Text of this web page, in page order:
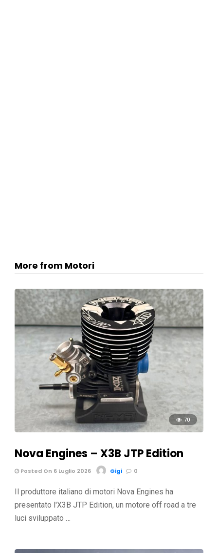
More from Motori
70
Nova Engines – X3B JTP Edition
Posted On 6 Luglio 2026 Gigi 0
Il produttore italiano di motori Nova Engines ha
presentato l'X3B JTP Edition, un motore off road a tre
luci sviluppato …